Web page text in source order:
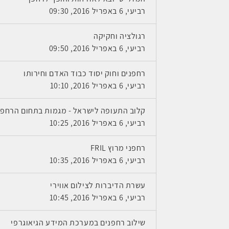
רביעי, 6 באפריל 2016, 09:30
רגולציה וחקיקה
רביעי, 6 באפריל 2016, 09:50
רחפנים וחוק יסוד כבוד האדם וחירותו
רביעי, 6 באפריל 2016, 10:10
קלוב התעופה לישראל - מגמות בתחום
רביעי, 6 באפריל 2016, 10:25
רחפני מרוץ FRIL
רביעי, 6 באפריל 2016, 10:35
עשרת הדיברות לצילום אווירי
רביעי, 6 באפריל 2016, 10:45
שילוב רחפנים במערכת המידע הגיאוגרפי